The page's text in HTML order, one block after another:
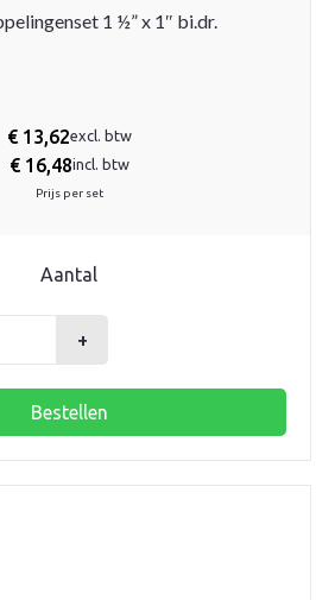
1 ½” x 1″ bi.dr.
€13,62excl. btw
€16,48incl. btw
Prijs per set
Aantal
+
Bestellen